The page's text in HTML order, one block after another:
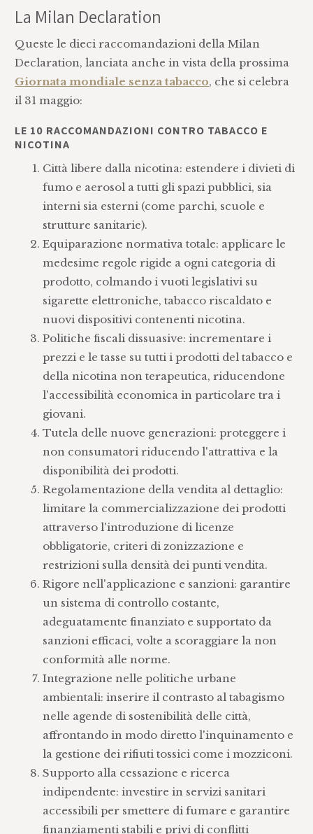
La Milan Declaration
Queste le dieci raccomandazioni della Milan
Declaration, lanciata anche in vista della prossima
Giornata mondiale senza tabacco, che si celebra
il 31 maggio:
LE 10 RACCOMANDAZIONI CONTRO TABACCO E
NICOTINA
Città libere dalla nicotina: estendere i divieti di
fumo e aerosol a tutti gli spazi pubblici, sia
interni sia esterni (come parchi, scuole e
strutture sanitarie).
Equiparazione normativa totale: applicare le
medesime regole rigide a ogni categoria di
prodotto, colmando i vuoti legislativi su
sigarette elettroniche, tabacco riscaldato e
nuovi dispositivi contenenti nicotina.
Politiche fiscali dissuasive: incrementare i
prezzi e le tasse su tutti i prodotti del tabacco e
della nicotina non terapeutica, riducendone
l'accessibilità economica in particolare tra i
giovani.
Tutela delle nuove generazioni: proteggere i
non consumatori riducendo l'attrattiva e la
disponibilità dei prodotti.
Regolamentazione della vendita al dettaglio:
limitare la commercializzazione dei prodotti
attraverso l'introduzione di licenze
obbligatorie, criteri di zonizzazione e
restrizioni sulla densità dei punti vendita.
Rigore nell'applicazione e sanzioni: garantire
un sistema di controllo costante,
adeguatamente finanziato e supportato da
sanzioni efficaci, volte a scoraggiare la non
conformità alle norme.
Integrazione nelle politiche urbane
ambientali: inserire il contrasto al tabagismo
nelle agende di sostenibilità delle città,
affrontando in modo diretto l'inquinamento e
la gestione dei rifiuti tossici come i mozziconi.
Supporto alla cessazione e ricerca
indipendente: investire in servizi sanitari
accessibili per smettere di fumare e garantire
finanziamenti stabili e privi di conflitti